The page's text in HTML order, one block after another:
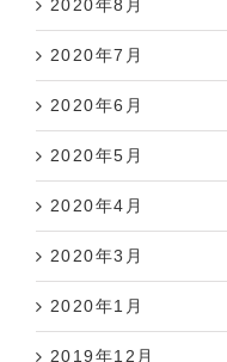
2020年7月
2020年6月
2020年5月
2020年4月
2020年3月
2020年1月
2019年12月